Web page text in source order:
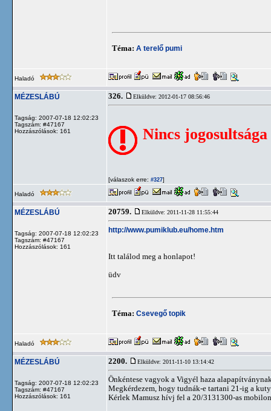
Téma: A terelő pumi
Haladó
MÉZESLÁBÚ
Tagság: 2007-07-18 12:02:23
Tagszám: #47167
Hozzászólások: 161
326. Elküldve: 2012-01-17 08:56:46
Nincs
[válaszok erre: #327]
Haladó
MÉZESLÁBÚ
Tagság: 2007-07-18 12:02:23
Tagszám: #47167
Hozzászólások: 161
20759. Elküldve: 2011-11-28 11:55:44
http://www.pumiklub.eu/home.htm
Itt találod meg a honlapot!
üdv
Téma: Csevegő topik
Haladó
MÉZESLÁBÚ
Tagság: 2007-07-18 12:02:23
Tagszám: #47167
Hozzászólások: 161
2200. Elküldve: 2011-11-10 13:14:42
Önkéntese vagyok a Vigyél haza
Megkérdezem, hogy tudnák-e tartani 21-ig a
Kérlek Mamusz hívj fel a 20/3131300-as